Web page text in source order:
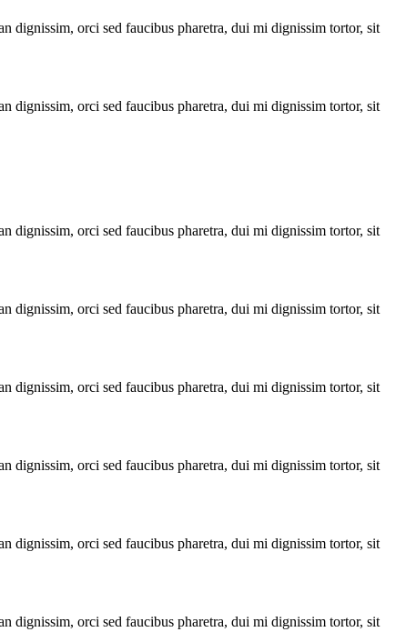
dignissim, orci sed faucibus pharetra, dui mi dignissim tortor, sit
dignissim, orci sed faucibus pharetra, dui mi dignissim tortor, sit
dignissim, orci sed faucibus pharetra, dui mi dignissim tortor, sit
dignissim, orci sed faucibus pharetra, dui mi dignissim tortor, sit
dignissim, orci sed faucibus pharetra, dui mi dignissim tortor, sit
dignissim, orci sed faucibus pharetra, dui mi dignissim tortor, sit
dignissim, orci sed faucibus pharetra, dui mi dignissim tortor, sit
dignissim, orci sed faucibus pharetra, dui mi dignissim tortor, sit